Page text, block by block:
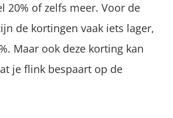
20% of zelfs meer. Voor de
de kortingen vaak iets lager,
Maar ook deze korting kan
je flink bespaart op de